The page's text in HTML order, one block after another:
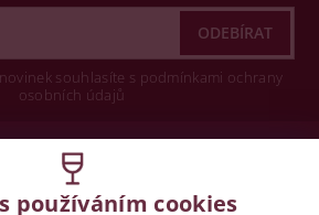
souhlasíte s podmínkami ochrany
osobních údajů
používáním cookies